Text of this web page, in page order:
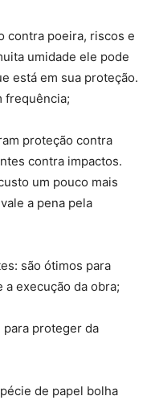
contra poeira, riscos e
umidade ele pode
está em sua proteção.
frequência;
proteção contra
contra impactos.
um pouco mais
a pena pela
são ótimos para
execução da obra;
para proteger da
de papel bolha